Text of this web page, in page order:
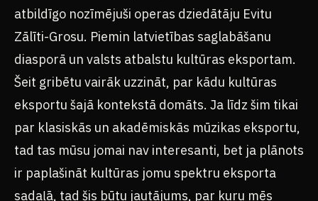
atbildīgo nozīmējuši operas dziedātāju Evitu
Zālīti-Grosu. Piemin latvietības saglabāšanu
diasporā un valsts atbalstu kultūras eksportam.
Šeit gribētu vairāk uzzināt, par kādu kultūras
eksportu šajā kontekstā domāts. Ja līdz šim tikai
par klasiskās un akadēmiskās mūzikas eksportu,
tad tas mūsu jomai nav interesanti, bet ja plānots
ir paplašināt kultūras jomu spektru eksporta
sadaļā, tad šis būtu jautājums, par kuru mēs